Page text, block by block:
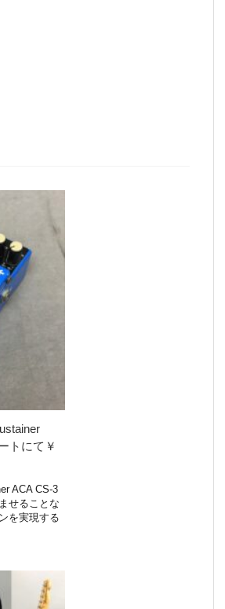
トにて￥
ACA CS-3
せることな
を実現する